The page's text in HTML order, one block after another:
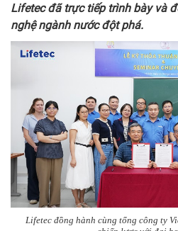
Lifetec đã trực tiếp trình bày và
nghệ ngành nước đột phá.
Lifetec đồng hành cùng tổng công ty